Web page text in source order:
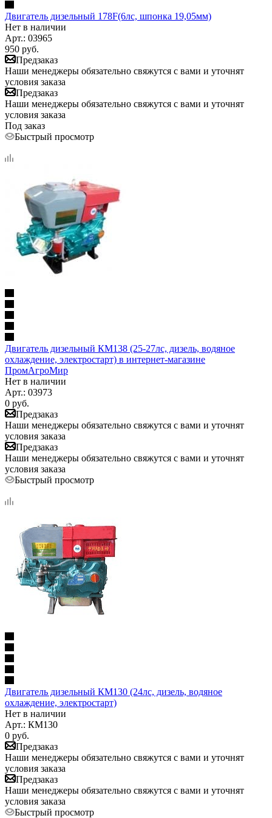
Двигатель дизельный 178F(6лс, шпонка 19,05мм)
Нет в наличии
Арт.: 03965
950 руб.
Предзаказ
Наши менеджеры обязательно свяжутся с вами и уточнят
условия заказа
Предзаказ
Наши менеджеры обязательно свяжутся с вами и уточнят
условия заказа
Под заказ
Быстрый просмотр
Двигатель дизельный КМ138 (25-27лс, дизель, водяное
охлаждение, электростарт) в интернет-магазине
ПромАгроМир
Нет в наличии
Арт.: 03973
0 руб.
Предзаказ
Наши менеджеры обязательно свяжутся с вами и уточнят
условия заказа
Предзаказ
Наши менеджеры обязательно свяжутся с вами и уточнят
условия заказа
Быстрый просмотр
Двигатель дизельный КМ130 (24лс, дизель, водяное
охлаждение, электростарт)
Нет в наличии
Арт.: КМ130
0 руб.
Предзаказ
Наши менеджеры обязательно свяжутся с вами и уточнят
условия заказа
Предзаказ
Наши менеджеры обязательно свяжутся с вами и уточнят
условия заказа
Быстрый просмотр